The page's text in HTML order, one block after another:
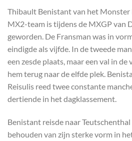
Thibault Benistant van het Monster
MX2-team is tijdens de MXGP van
geworden. De Fransman was in
eindigde als vijfde. In de tweede
een zesde plaats, maar een val in
hem terug naar de elfde plek.
Reisulis reed twee constante
dertiende in het dagklassement.
Benistant reisde naar
behouden van zijn sterke vorm in